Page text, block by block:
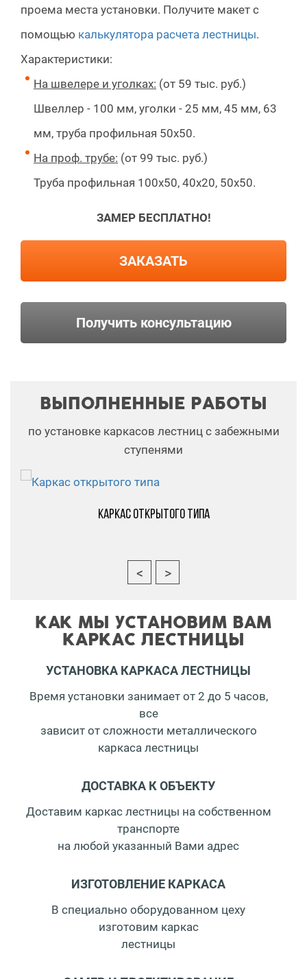
проема места установки. Получите макет с
помощью калькулятора расчета лестницы.
Характеристики:
На швелере и уголках: (от 59 тыс. руб.)
Швеллер - 100 мм, уголки - 25 мм, 45 мм, 63
мм, труба профильная 50х50.
На проф. трубе: (от 99 тыс. руб.)
Труба профильная 100х50, 40х20, 50х50.
ЗАМЕР БЕСПЛАТНО!
ЗАКАЗАТЬ
Получить консультацию
ВЫПОЛНЕННЫЕ РАБОТЫ
по установке каркасов лестниц с забежными
ступенями
Каркас открытого типа
КАК МЫ УСТАНОВИМ ВАМ
КАРКАС ЛЕСТНИЦЫ
УСТАНОВКА КАРКАСА ЛЕСТНИЦЫ
Время установки занимает от 2 до 5 часов,
все
зависит от сложности металлического
каркаса лестницы
ДОСТАВКА К ОБЪЕКТУ
Доставим каркас лестницы на собственном
транспорте
на любой указанный Вами адрес
ИЗГОТОВЛЕНИЕ КАРКАСА
В специально оборудованном цеху
изготовим каркас
лестницы